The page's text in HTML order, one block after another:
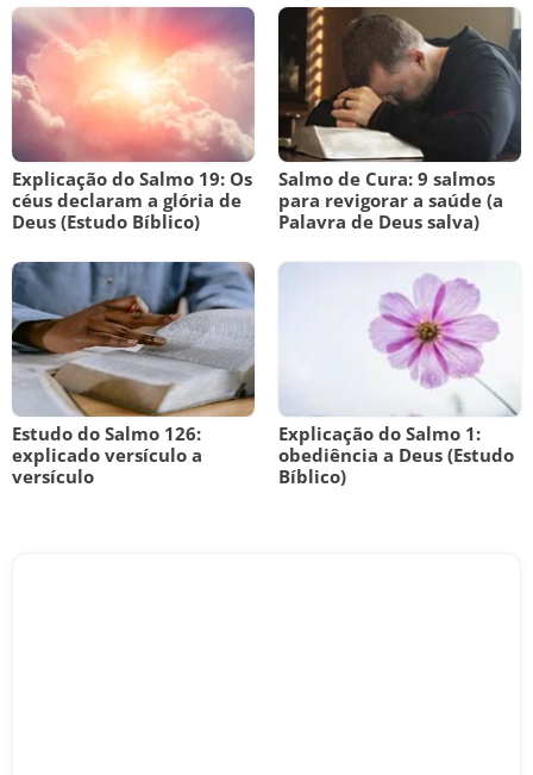
Explicação do Salmo 19: Os
céus declaram a glória de
Deus (Estudo Bíblico)
Salmo de Cura: 9 salmos
para revigorar a saúde (a
Palavra de Deus salva)
Estudo do Salmo 126:
explicado versículo a
versículo
Explicação do Salmo 1:
obediência a Deus (Estudo
Bíblico)